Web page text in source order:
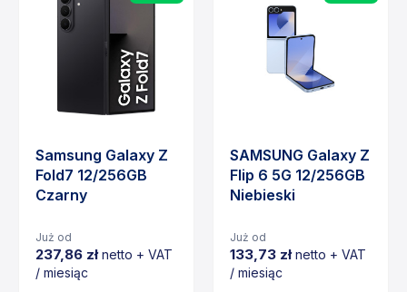
Samsung Galaxy Z
Fold7 12/256GB
Czarny
Już od
237,86 złnetto + VAT
/ miesiąc
SAMSUNG Galaxy Z
Flip 6 5G 12/256GB
Niebieski
Już od
133,73 złnetto + VAT
/ miesiąc